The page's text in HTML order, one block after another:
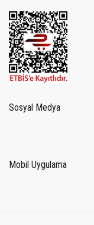
Sosyal Medya
Mobil Uygulama